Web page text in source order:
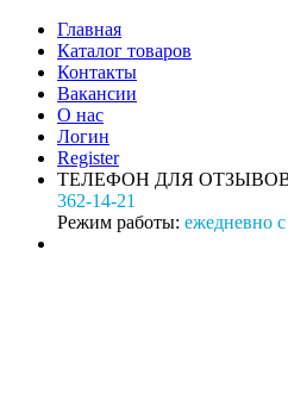
Главная
Каталог товаров
Контакты
Вакансии
О нас
Логин
Register
ТЕЛЕФОН ДЛЯ
362-14-21
Режим работы: ежедневно